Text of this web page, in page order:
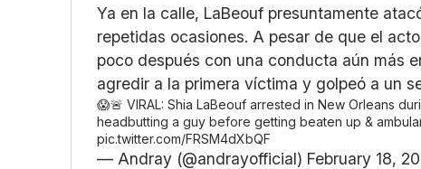
Ya en la calle, LaBeouf presuntamente
repetidas ocasiones. A pesar de que el
poco después con una conducta aún más
agredir a la primera víctima y golpeó a un
😱🚨 VIRAL: Shia LaBeouf arrested in New Orleans
headbutting a guy before getting beaten up &
pic.twitter.com/FRSM4dXbQF
— Andray (@andrayofficial) February 18,